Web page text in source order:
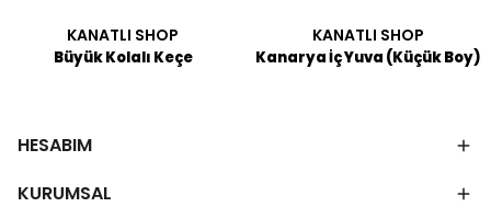
KANATLI SHOP
Büyük Kolalı Keçe
KANATLI SHOP
Kanarya İç Yuva (Küçük Boy)
HESABIM
KURUMSAL